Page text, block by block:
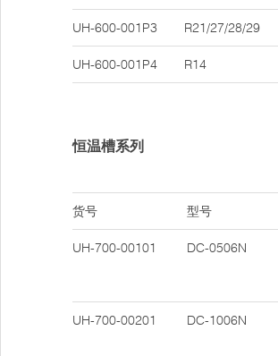
UH-600-001P3 R21/27/28/29
UH-600-001P4 R14
恒温槽系列
货号 型号
UH-700-00101 DC-0506N
UH-700-00201 DC-1006N